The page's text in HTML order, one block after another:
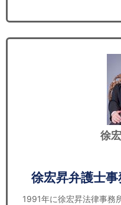
徐
徐宏昇弁護士
1991年に徐宏昇法律事務